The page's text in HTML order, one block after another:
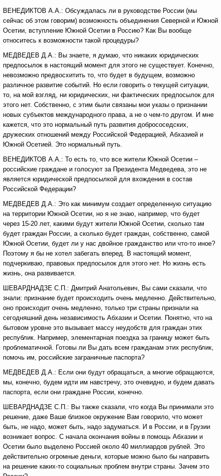
ВЕНЕДИКТОВ А.А.: Обсуждалась ли в руководстве России (мы
сейчас об этом говорим) возможность объединения Северной и Южной
Осетии, вступление Южной Осетии в Россию? Как Вы вообще
относитесь к возможности такой процедуры?
МЕДВЕДЕВ Д.А.: Вы знаете, я думаю, что никаких юридических
предпосылок в настоящий момент для этого не существует. Конечно,
невозможно предвосхитить то, что будет в будущем, возможно
различное развитие событий. Но если говорить о текущей ситуации,
то, на мой взгляд, ни юридических, ни фактических предпосылок для
этого нет. Собственно, с этим были связаны мои указы о признании
новых субъектов международного права, а не о чем-то другом. И мне
кажется, что это нормальный путь развития добрососедских,
дружеских отношений между Российской Федерацией, Абхазией и
Южной Осетией. Это нормальный путь.
ВЕНЕДИКТОВ А.А.: То есть то, что все жители Южной Осетии –
российские граждане и голосуют за Президента Медведева, это не
является юридической предпосылкой для вхождения в состав
Российской Федерации?
МЕДВЕДЕВ Д.А.: Это как минимум создает определенную ситуацию
на территории Южной Осетии, но я не знаю, например, что будет
через 15-20 лет, какими будут жители Южной Осетии, сколько там
будет граждан России, а сколько будет граждан, собственно, самой
Южной Осетии, будет ли у нас двойное гражданство или что-то иное?
Поэтому я бы не хотел забегать вперед. В настоящий момент,
подчеркиваю, правовых предпосылок для этого нет. Но жизнь есть
жизнь, она развивается.
ШЕВАРДНАДЗЕ С.П.: Дмитрий Анатольевич, Вы сами сказали, что
знали: признание будет происходить очень медленно. Действительно,
оно происходит очень медленно, только три страны признали на
сегодняшний день независимость Абхазии и Осетии. Понятно, что на
бытовом уровне это вызывает массу неудобств для граждан этих
республик. Например, элементарная поездка за границу может быть
проблематичной. Готовы ли Вы дать всем гражданам этих республик,
помочь им, российские заграничные паспорта?
МЕДВЕДЕВ Д.А.: Если они будут обращаться, а многие обращаются,
мы, конечно, будем идти им навстречу, это очевидно, и будем давать
паспорта, если они граждане России, конечно.
ШЕВАРДНАДЗЕ С.П.: Вы также сказали, что когда Вы принимали это
решение, даже Ваше близкое окружение Вам говорило, что может
быть, не надо, может быть, надо задуматься. И в России, и в Грузии
возникает вопрос. С начала окончания войны в помощь Абхазии и
Осетии было выделено Россией около 40 миллиардов рублей. Это
действительно огромные деньги, которые можно было бы направить
на решение каких-то социальных проблем внутри страны. Зачем это